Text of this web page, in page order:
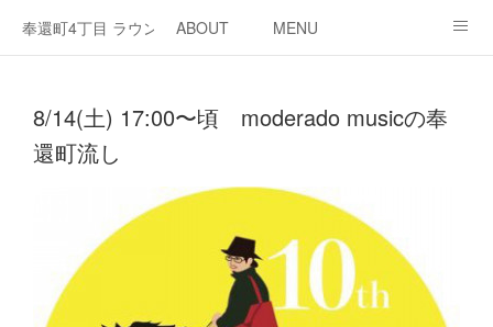
奉還町4丁目 ラウンジ・カド
ABOUT MENU
8/14(土) 17:00〜頃 moderado musicの奉
還町流し